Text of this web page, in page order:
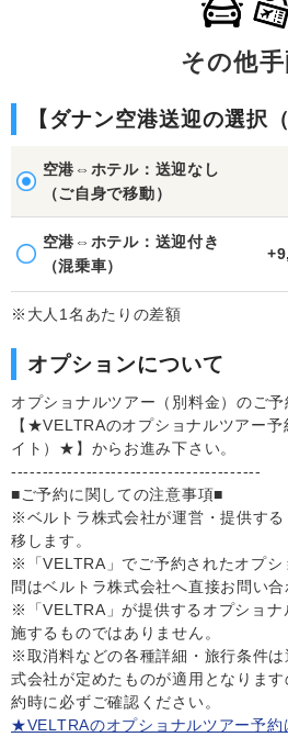
その他
【ダナン空港送迎の選択
空港⇔ホテル：送迎なし
（ご自身で移動）
空港⇔ホテル：送迎付き
（混乗車）
※大人1名あたりの差額
オプションについて
オプショナルツアー（別料金）のご
【★VELTRAのオプショナルツアー
イト）★】からお進み下さい。
----------------------------------------
■ご予約に関しての注意事項■
※ベルトラ株式会社が運営・提供す
移します。
※「VELTRA」でご予約されたオプ
問はベルトラ株式会社へ直接お問い合
※「VELTRA」が提供するオプショ
施するものではありません。
※取消料などの各種詳細・旅行条件
式会社が定めたものが適用となりま
約時に必ずご確認ください。
★VELTRAのオプショナルツアー予約